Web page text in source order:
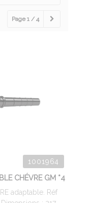
Page 1 / 4
1001964
CHÉVRE GM *4
adaptable. Réf